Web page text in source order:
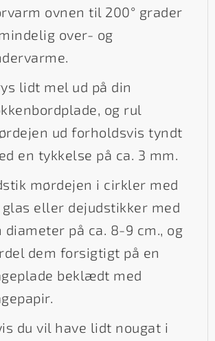
ovnen til 200° grader
over- og
lidt mel ud på din
og rul
ud forholdsvis tyndt
en tykkelse på ca. 3 mm.
mørdejen i cirkler med
eller dejudstikker med
diameter på ca. 8-9 cm., og
dem forsigtigt på en
beklædt med
du vil have lidt nougat i